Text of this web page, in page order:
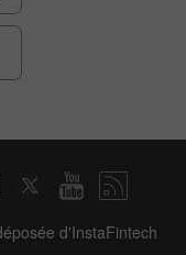
d'InstaFintech